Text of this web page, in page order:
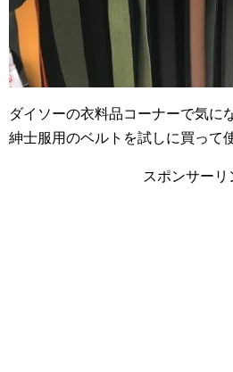
ダイソーの衣料品コーナーで気に
紳士服用のベルトを試しに買って
スポンサーリ